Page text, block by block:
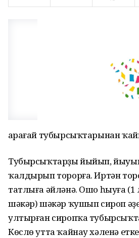
Ҡарағай тубырсыҡтарынан
Тубырсыҡтарҙы йыйып,
ҡалдырып торорға. Иртән
татлыға әйләнә. Ошо һыуға (1
шәкәр) шәкәр ҡушып сироп
ултырған сиропҡа
Көслө утта ҡайнау хәленә